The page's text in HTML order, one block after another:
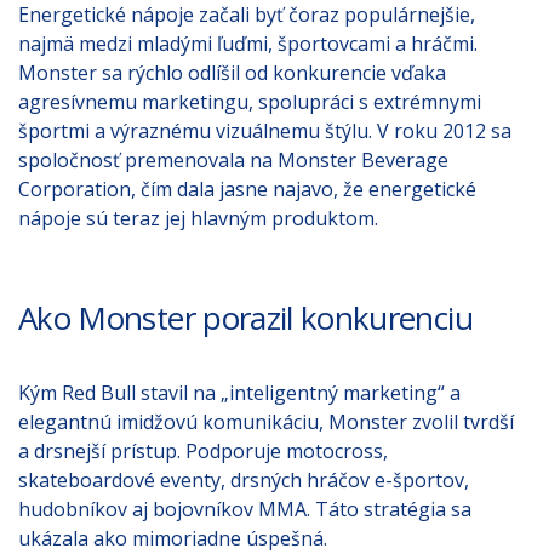
Energetické nápoje začali byť čoraz populárnejšie,
najmä medzi mladými ľuďmi, športovcami a hráčmi.
Monster sa rýchlo odlíšil od konkurencie vďaka
agresívnemu marketingu, spolupráci s extrémnymi
športmi a výraznému vizuálnemu štýlu. V roku 2012 sa
spoločnosť premenovala na Monster Beverage
Corporation, čím dala jasne najavo, že energetické
nápoje sú teraz jej hlavným produktom.
Ako Monster porazil konkurenciu
Kým Red Bull stavil na „inteligentný marketing“ a
elegantnú imidžovú komunikáciu, Monster zvolil tvrdší
a drsnejší prístup. Podporuje motocross,
skateboardové eventy, drsných hráčov e-športov,
hudobníkov aj bojovníkov MMA. Táto stratégia sa
ukázala ako mimoriadne úspešná.